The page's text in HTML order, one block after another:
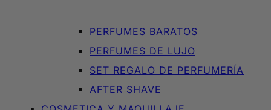
PERFUMES BARATOS
PERFUMES DE LUJO
SET REGALO DE PERFUMERÍA
AFTER SHAVE